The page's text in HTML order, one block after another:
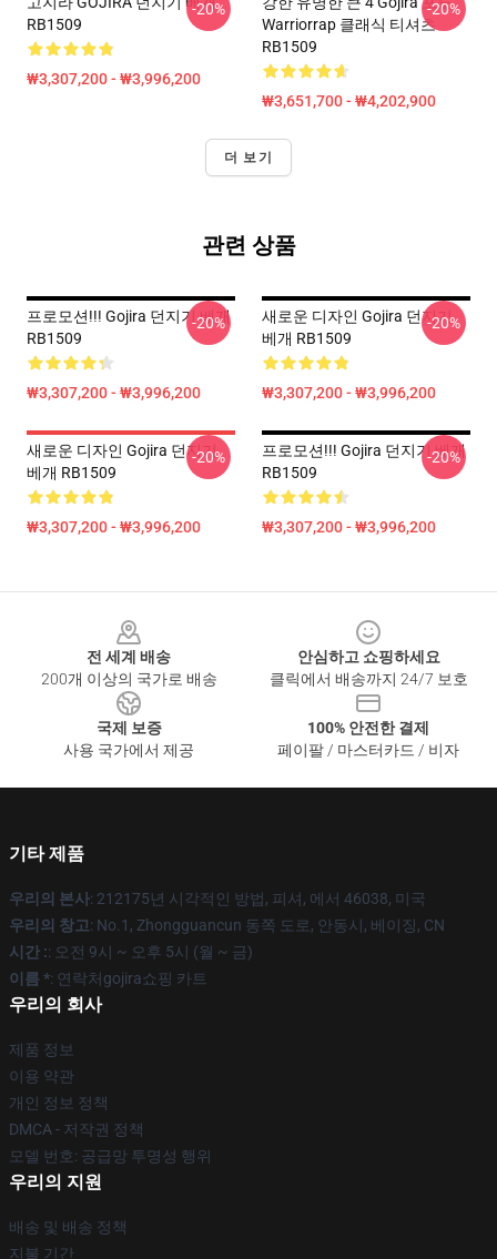
RB1509
₩3,307,200 - ₩3,996,200
-20%
Warriorrap 클래식 티셔츠
RB1509
₩3,651,700 - ₩4,202,900
-20%
더 보기
관련 상품
프로모션!!! Gojira 던지기 베개
RB1509
₩3,307,200 - ₩3,996,200
-20%
새로운 디자인 Gojira 던지기
베개 RB1509
₩3,307,200 - ₩3,996,200
-20%
새로운 디자인 Gojira 던지기
베개 RB1509
₩3,307,200 - ₩3,996,200
-20%
프로모션!!! Gojira 던지기 베개
RB1509
₩3,307,200 - ₩3,996,200
-20%
전 세계 배송
200개 이상의 국가로 배송
안심하고 쇼핑하세요
클릭에서 배송까지 24/7 보호
국제 보증
사용 국가에서 제공
100% 안전한 결제
페이팔 / 마스터카드 / 비자
기타 제품
우리의 본사: 212175년 시각적인 방법, 피셔, 에서 46038, 미국
우리의 창고: No.1, Zhongguancun 동쪽 도로, 안동시, 베이징, CN
시간 :: 오전 9시 ~ 오후 5시 (월 ~ 금)
이름 *: 연락처gojira쇼핑 카트
우리의 회사
제품 정보
이용 약관
개인 정보 정책
DMCA - 저작권 정책
모델 번호: 공급망 투명성 행위
우리의 지원
배송 및 배송 정책
지불 기간